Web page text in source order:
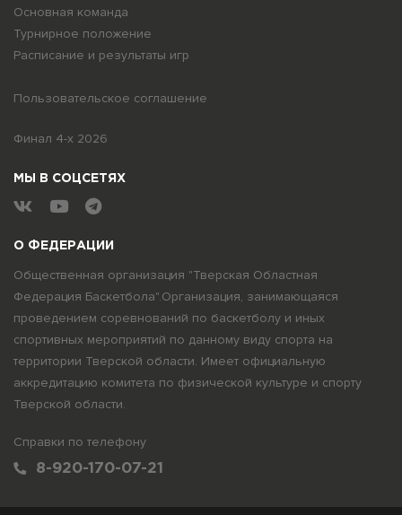
О ФЕДЕРАЦИИ
Общественная организация "Тверская Областная
Федерация Баскетбола".Организация, занимающаяся
проведением соревнований по баскетболу и иных
спортивных мероприятий по данному виду спорта на
территории Тверской области. Имеет официальную
аккредитацию комитета по физической культуре и спорту
Тверской области.
Справки по телефону
8-920-170-07-21
Основная команда
Турнирное положение
Расписание и результаты игр
Пользовательское соглашение
Финал 4-х 2026
МЫ В СОЦСЕТЯХ